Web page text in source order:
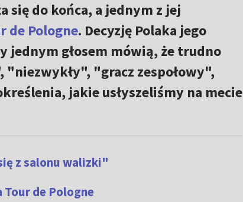
się do końca, a jednym z jej
de Pologne. Decyzję Polaka jego
jednym głosem mówią, że trudno
"gracz zespołowy",
jakie usłyszeliśmy na mecie
z salonu walizki"
de Pologne